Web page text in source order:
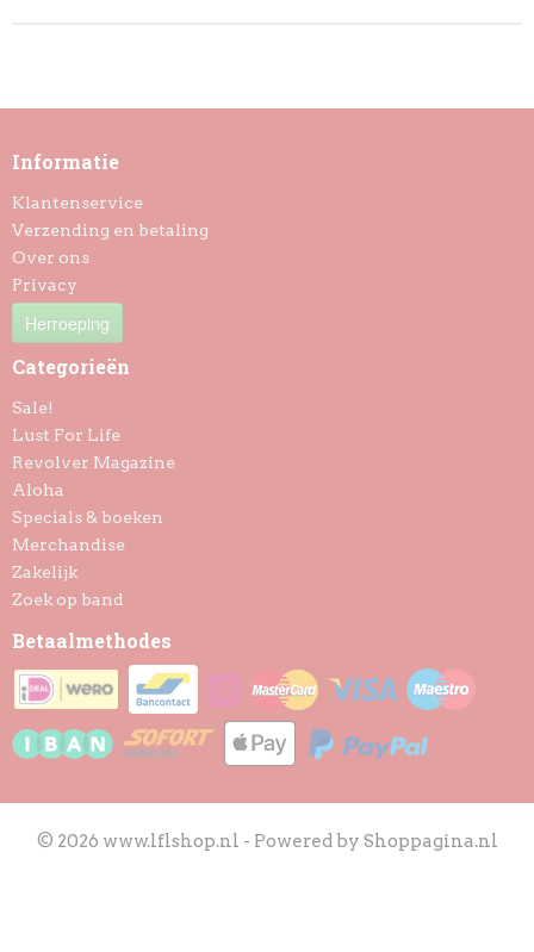
Informatie
Klantenservice
Verzending en betaling
Over ons
Privacy
Herroeping
Categorieën
Sale!
Lust For Life
Revolver Magazine
Aloha
Specials & boeken
Merchandise
Zakelijk
Zoek op band
Betaalmethodes
© 2026 www.lflshop.nl - Powered by Shoppagina.nl